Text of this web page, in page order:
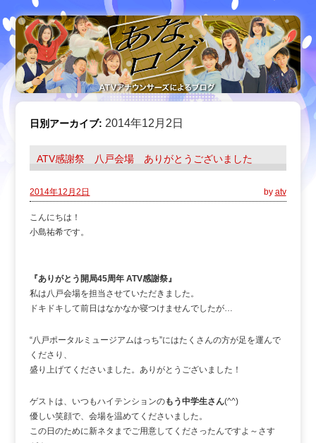
日別アーカイブ:2014年12月2日
ATV感謝祭 八戸会場 ありがとうございました
2014年12月2日 by atv
こんにちは！
小島祐希です。
『ありがとう開局45周年 ATV感謝祭』
私は八戸会場を担当させていただきました。
ドキドキして前日はなかなか寝つけませんでしたが…
“八戸ポータルミュージアムはっち”にはたくさんの方が足を運んで
くださり、
盛り上げてくださいました。ありがとうございました！
ゲストは、いつもハイテンションのもう中学生さん(^^)
優しい笑顔で、会場を温めてくださいました。
この日のために新ネタまでご用意してくださったんですよ～さす